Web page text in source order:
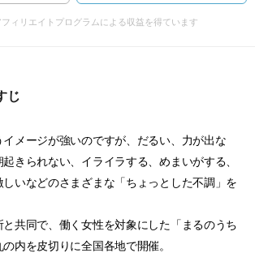
ィリエイトプログラムによる収益を得ています
じ
メージが強いのですが、だるい、力が出な
きられない、イライラする、めまいがする、
いなどのさまざまな「ちょっとした不調」を
共同で、働く女性を対象にした「まるのうち
内を皮切りに全国各地で開催。